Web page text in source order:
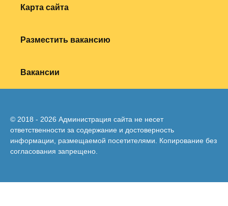
Карта сайта
Разместить вакансию
Вакансии
© 2018 - 2026 Администрация сайта не несет
ответственности за содержание и достоверность
информации, размещаемой посетителями. Копирование без
согласования запрещено.